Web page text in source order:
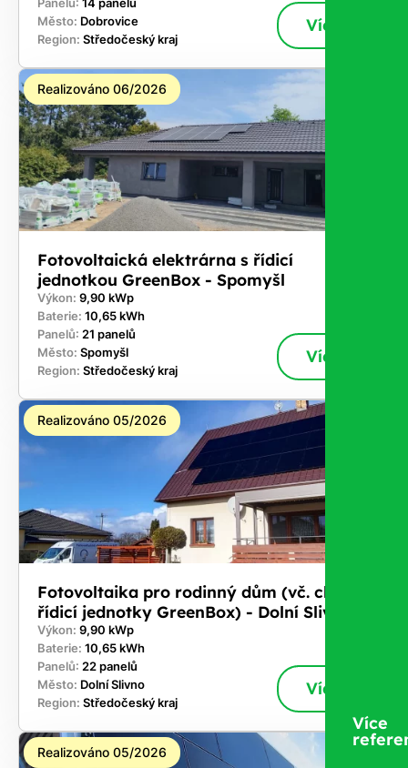
Panelů: 14 panelů
Město: Dobrovice
Region: Středočeský kraj
Více
Realizováno 06/2026
Fotovoltaická elektrárna s řídicí
jednotkou GreenBox - Spomyšl
Výkon: 9,90 kWp
Baterie: 10,65 kWh
Panelů: 21 panelů
Město: Spomyšl
Region: Středočeský kraj
Více
Realizováno 05/2026
Fotovoltaika pro rodinný dům (vč. chytré
řídicí jednotky GreenBox) - Dolní Slivno
Výkon: 9,90 kWp
Baterie: 10,65 kWh
Panelů: 22 panelů
Město: Dolní Slivno
Region: Středočeský kraj
Více
Realizováno 05/2026
Více